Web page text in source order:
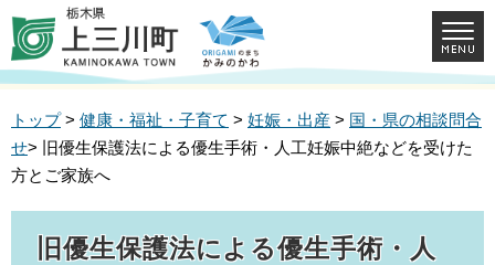
トップ> 健康・福祉・子育て > 妊娠・出産 > 国・県の相談問合
せ> 旧優生保護法による優生手術・人工妊娠中絶などを受けた
方とご家族へ
旧優生保護法による優生手術・人